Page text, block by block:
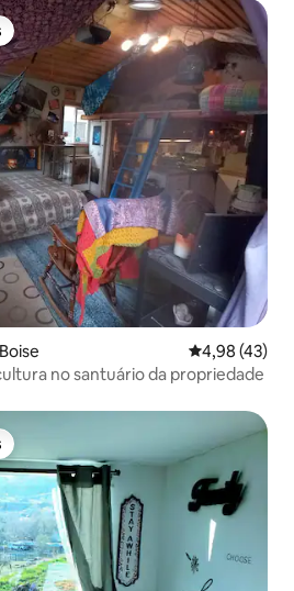
Classificação
4,98 (43)
no santuário da propriedade